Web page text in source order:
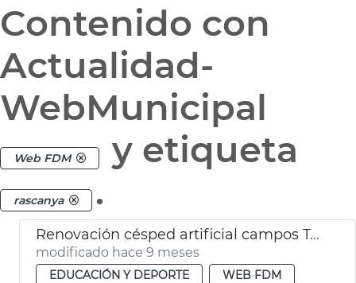
Contenido con
Actualidad-
WebMunicipal
Web FDM y etiqueta
rascanya .
Renovación césped artificial campos Torrefiel y Quatre Carreres
modificado hace 9 meses
EDUCACIÓN Y DEPORTE
WEB FDM